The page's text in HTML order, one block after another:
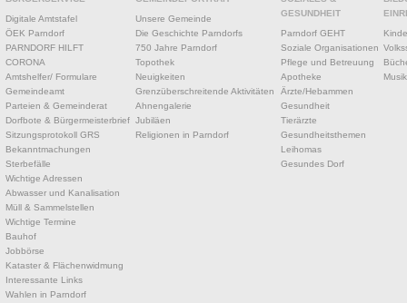
Digitale Amtstafel
ÖEK Parndorf
PARNDORF HILFT
CORONA
Amtshelfer/ Formulare
Gemeindeamt
Parteien & Gemeinderat
Dorfbote & Bürgermeisterbrief
Sitzungsprotokoll GRS
Bekanntmachungen
Sterbefälle
Wichtige Adressen
Abwasser und Kanalisation
Müll & Sammelstellen
Wichtige Termine
Bauhof
Jobbörse
Kataster & Flächenwidmung
Interessante Links
Wahlen in Parndorf
Unsere Gemeinde
Die Geschichte Parndorfs
750 Jahre Parndorf
Topothek
Neuigkeiten
Grenzüberschreitende Aktivitäten
Ahnengalerie
Jubiläen
Religionen in Parndorf
GESUNDHEIT
Parndorf GEHT
Soziale Organisationen
Pflege und Betreuung
Apotheke
Ärzte/Hebammen
Gesundheit
Tierärzte
Gesundheitsthemen
Leihomas
Gesundes Dorf